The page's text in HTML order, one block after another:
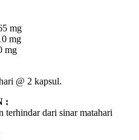
mg
mg
mg
@ 2 kapsul.
:
terhindar dari sinar matahari